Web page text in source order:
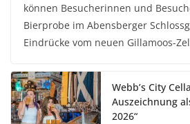
können Besucherinnen und
Bierprobe im Abensberger
Eindrücke vom neuen Gillamoos-
Webb’s City
Auszeichnung
2026“